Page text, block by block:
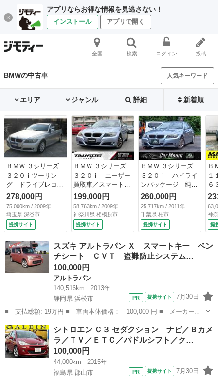
アプリならお得な情報を見逃さない！
インストール アプリで開く
全国 検索 ログイン 投稿
BMWの中古車 人気キーワード
エリア ジャンル 詳細 新着順
ＢＭＷ ３シリーズ
３２０ｉツーリン
グ ドライブレコー
ダー ＥＴＣ 本革
シート 走行距離７
５，０００ｋｍ パ
ワーシート （な
し）
278,000円
75,000km / 2009年
埼玉県 深谷市
提携サイト
ＢＭＷ ３シリーズ
３２０ｉ ユーザー
買取車／スマートキ
ープッシュスタート
／パワステ／パワー
ウィンドウ／本革シ
ート／電動シート／
純正ナビ／ＥＴＣ／
ートエアコンクーラ
ー／シートヒーター
／ （検8.10）
199,000円
58,763km / 2009年
神奈川県 相模原市
提携サイト
ＢＭＷ ３シリーズ
３２０ｉ ハイライ
ンパッケージ 純正
ナビ／純正アルミホ
イール／ＥＴＣ／レ
ザーシート／オート
エアコン／プッシュ
スタート （検8.11）
260,000円
25,717km / 2011年
千葉県 柏市
提携サイト
Ｂ
１
６
Ｉ
／
（
神
提
スズキ アルトラパン Ｘ スマートキー ベン
チシート ＣＶＴ 盗難防止システム…
100,000円
アルトラパン
140,516km
2013年
静岡県 浜松市
提携サイト 7月30日
■ 支払総額: 19万円 ■ 車両本体価格： 100,000 円 ■ メーカー
名： スズキ ■ 車種名： アルトラパン ■ グレード名： Ｘ ス
マートキー ベンチシート ＣＶＴ 盗難防止システム ＡＢＳ Ｃ
Ｄ アルミホイー...
静岡 浜松市 アルトラパン ベンチシート
シトロエン Ｃ３ セダクション ナビ／Ｂカメ
ラ／ＴＶ／ＥＴＣ／パドルシフト／ク…
100,000円
44,000km
2015年
福島県 郡山市
提携サイト 7月30日